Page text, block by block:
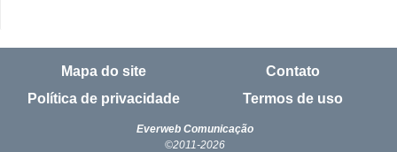
Mapa do site
Contato
Política de privacidade
Termos de uso
Everweb Comunicação
©2011-2026